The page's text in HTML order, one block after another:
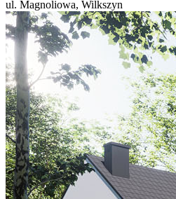
ul. Magnoliowa, Wilkszyn